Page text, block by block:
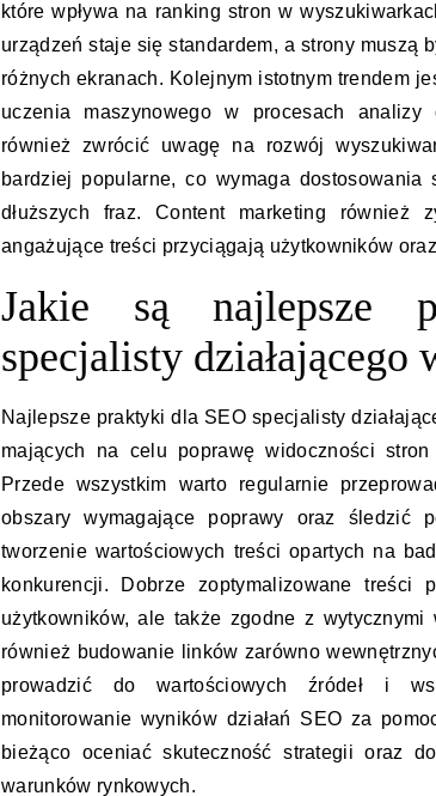
które wpływa na ranking stron w
urządzeń staje się standardem, a strony muszą
różnych ekranach. Kolejnym istotnym trendem
uczenia maszynowego w procesach
również zwrócić uwagę na rozwój
bardziej popularne, co wymaga
dłuższych fraz. Content marketing również
angażujące treści przyciągają użytkowników
Jakie są najlepsze
specjalisty działającego
Najlepsze praktyki dla SEO specjalisty
mających na celu poprawę widoczności
Przede wszystkim warto regularnie
obszary wymagające poprawy oraz śledzić
tworzenie wartościowych treści opartych na
konkurencji. Dobrze zoptymalizowane
użytkowników, ale także zgodne z wytycznymi
również budowanie linków zarówno
prowadzić do wartościowych źródeł i
monitorowanie wyników działań SEO za
bieżąco oceniać skuteczność strategii oraz
warunków rynkowych.